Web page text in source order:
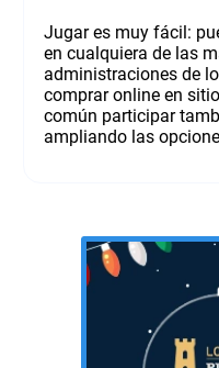
Jugar es muy fácil:
en cualquiera de las
administraciones de
comprar online en
común participar
ampliando las